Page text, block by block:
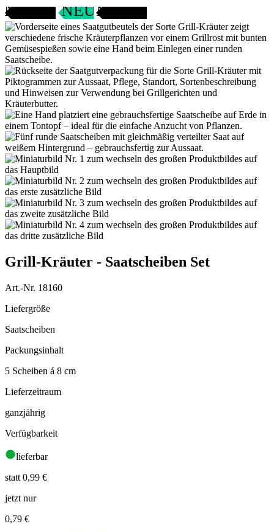
NEU
SAMENFEST
Grill-Kräuter - Saatscheiben Set
Art.-Nr. 18160
Liefergröße
Saatscheiben
Packungsinhalt
5 Scheiben á 8 cm
Lieferzeitraum
ganzjährig
Verfügbarkeit
lieferbar
statt 0,99 €
jetzt nur
0,79 €